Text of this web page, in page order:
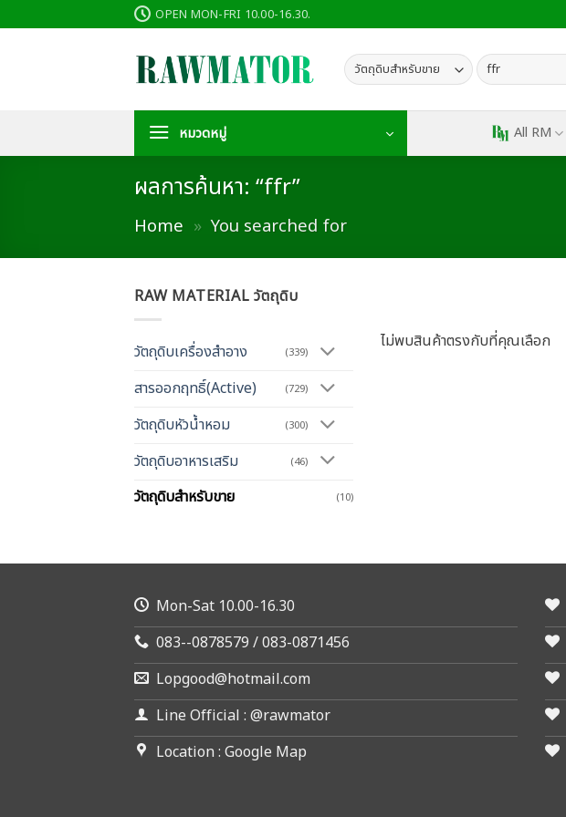
ไป
OPEN MON-FRI 10.00-16.30.
ค้นหา:
หมวดหมู่ All RM
ผลการค้นหา: “ffr”
Home » You searched for
RAW MATERIAL วัตถุดิบ
วัตถุดิบเครื่องสำอาง (339)
สารออกฤทธิ์(Active) (729)
วัตถุดิบหัวน้ำหอม (300)
วัตถุดิบอาหารเสริม (46)
วัตถุดิบสำหรับขาย (10)
ไม่พบสินค้าตรงกับที่คุณเลือก
Mon-Sat 10.00-16.30
083--0878579 / 083-0871456
Lopgood@hotmail.com
Line Official : @rawmator
Location : Google Map